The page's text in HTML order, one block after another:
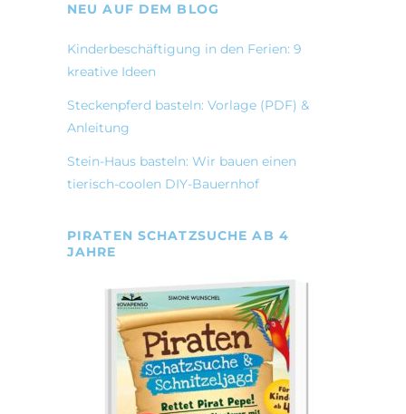
NEU AUF DEM BLOG
Kinderbeschäftigung in den Ferien: 9
kreative Ideen
Steckenpferd basteln: Vorlage (PDF) &
Anleitung
Stein-Haus basteln: Wir bauen einen
tierisch-coolen DIY-Bauernhof
PIRATEN SCHATZSUCHE AB 4
JAHRE